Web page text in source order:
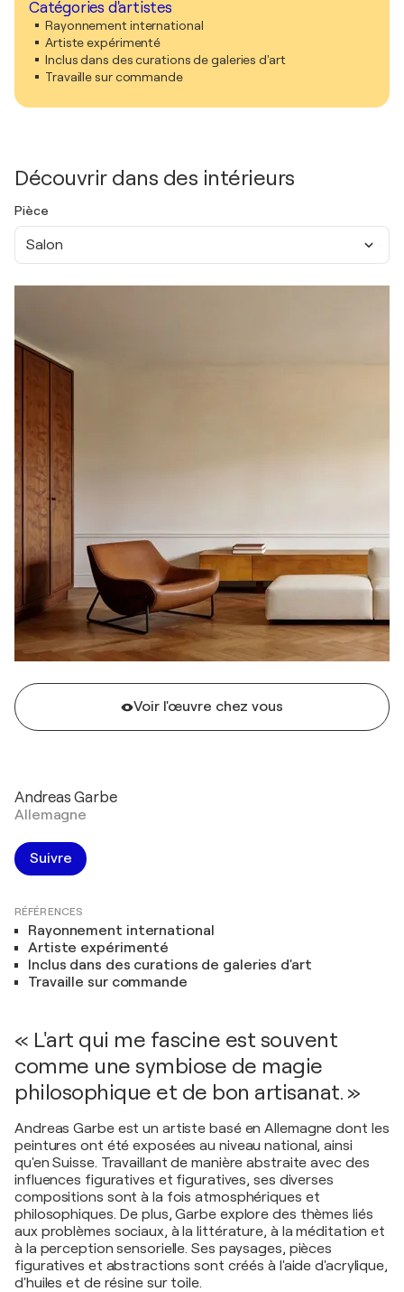
Catégories d'artistes
Rayonnement international
Artiste expérimenté
Inclus dans des curations de galeries d'art
Travaille sur commande
Découvrir dans des intérieurs
Pièce
Salon
Voir l'œuvre chez vous
Andreas Garbe
Allemagne
Suivre
RÉFÉRENCES
Rayonnement international
Artiste expérimenté
Inclus dans des curations de galeries d'art
Travaille sur commande
« L'art qui me fascine est souvent
comme une symbiose de magie
philosophique et de bon artisanat. »
Andreas Garbe est un artiste basé en Allemagne dont les
peintures ont été exposées au niveau national, ainsi
qu'en Suisse. Travaillant de manière abstraite avec des
influences figuratives et figuratives, ses diverses
compositions sont à la fois atmosphériques et
philosophiques. De plus, Garbe explore des thèmes liés
aux problèmes sociaux, à la littérature, à la méditation et
à la perception sensorielle. Ses paysages, pièces
figuratives et abstractions sont créés à l'aide d'acrylique,
d'huiles et de résine sur toile.